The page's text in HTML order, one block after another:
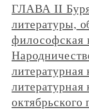
ГЛАВА II Буря
литературы,
философская
октябрьского